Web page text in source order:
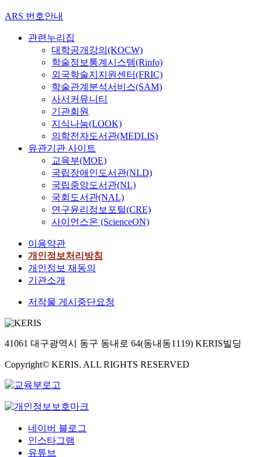
ARS 번호안내
관련누리집
대학공개강의(KOCW)
학술정보통계시스템(Rinfo)
외국학술지지원센터(FRIC)
학술관계분석서비스(SAM)
사서커뮤니티
기관회원
지식나눔(LOOK)
의학전자도서관(MEDLIS)
유관기관 사이트
교육부(MOE)
국립장애인도서관(NLD)
국립중앙도서관(NL)
국회도서관(NAL)
연구윤리정보포털(CRE)
사이언스온 (ScienceON)
이용약관
개인정보처리방침
개인정보 재동의
기관소개
저작물 게시중단요청
41061 대구광역시 동구 동내로 64(동내동1119) KERIS빌딩
Copyright© KERIS. ALL RIGHTS RESERVED
네이버 블로그
인스타그램
유튜브